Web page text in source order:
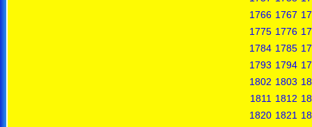
1766 1767
1775 1776
1784 1785
1793 1794
1802 1803
1811 1812
1820 1821